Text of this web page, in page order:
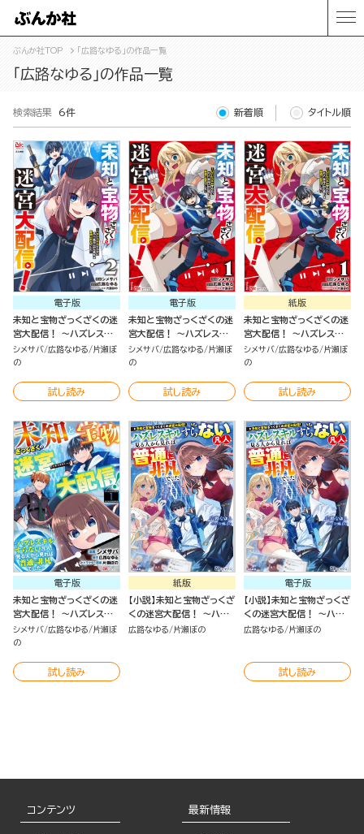
ぶんか社TOP 「広路なゆる」の作品一覧
「広路なゆる」の作品一覧
検索結果 6件 新着順 タイトル順
電子版
未知と宝物ざっくざくの迷
宮大配信！ ～ハズレスキ
ルすらない凡人、見る人か
ら見れば普通に非凡でした
シメサバ 広路なゆる
片瀬ぼ
の
試し読み
電子版
未知と宝物ざっくざくの迷
宮大配信！ ～ハズレスキ
ルすらない凡人、見る人か
ら見れば普通に非凡でした
シメサバ 広路なゆる
片瀬ぼ
の
試し読み
紙版
未知と宝物ざっくざくの迷
宮大配信！ ～ハズレスキ
ルすらない凡人、見る人か
ら見れば普通に非凡でした
シメサバ 広路なゆる
片瀬ぼ
の
試し読み
電子版
未知と宝物ざっくざくの迷
宮大配信！ ～ハズレスキ
ルすらない凡人、見る人か
ら見れば普通に非凡でした
シメサバ 広路なゆる
片瀬ぼ
の
試し読み
紙版
【小説】未知と宝物ざっくざ
くの迷宮大配信！ ～ハズ
レスキルすらない凡人、見
広路なゆる 片瀬ぼの
電子版
【小説】未知と宝物ざっくざ
くの迷宮大配信！ ～ハズ
レスキルすらない凡人、見
広路なゆる 片瀬ぼの
試し読み
コンテンツ 最新情報